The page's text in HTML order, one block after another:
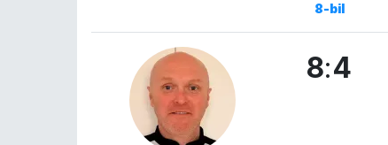
8-bil
8:4